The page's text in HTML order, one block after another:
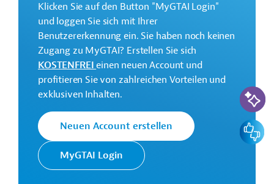
Geberbeitrag:
2 Millionen US-Dollar (Zuschuss)
Kontaktadresse
Interamerikanische
Entwicklungsbank
Die IDB ist die wichtigste
multilaterale
Finanzierungsinstitution für
Klicken Sie auf den Button "MyGTAI Login"
und loggen Sie sich mit Ihrer
Benutzererkennung ein. Sie haben noch keinen
Zugang zu MyGTAI? Erstellen Sie sich
KOSTENFREIeinen neuen Account und
profitieren Sie von zahlreichen Vorteilen und
exklusiven Inhalten.
Neuen Account erstellen
MyGTAI Login
KI-